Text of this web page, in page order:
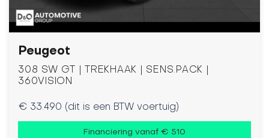
Peugeot
308 SW GT | TREKHAAK | SENS.PACK |
360VISION
€ 33.490 (dit is een BTW voertuig)
Financiering vanaf € 510